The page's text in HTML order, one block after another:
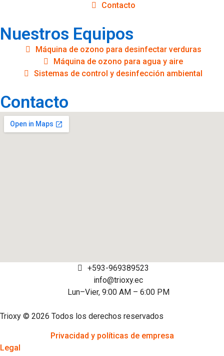
Contacto
Nuestros Equipos
Máquina de ozono para desinfectar verduras
Máquina de ozono para agua y aire
Sistemas de control y desinfección ambiental
Contacto
+593-969389523
info@trioxy.ec
Lun–Vier, 9:00 AM – 6:00 PM
Trioxy © 2026 Todos los derechos reservados
Privacidad y políticas de empresa
Legal